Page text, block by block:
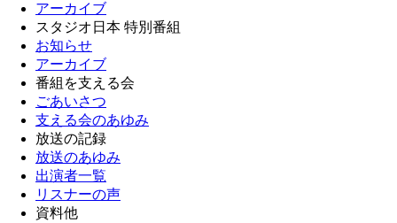
アーカイブ
スタジオ日本 特別番組
お知らせ
アーカイブ
番組を支える会
ごあいさつ
支える会のあゆみ
放送の記録
放送のあゆみ
出演者一覧
リスナーの声
資料他